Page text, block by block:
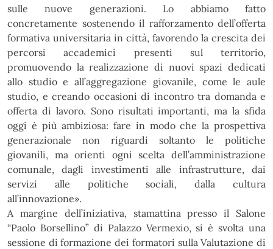
sulle nuove generazioni.
Lo abbiamo fatto
concretamente sostenendo il rafforzamento dell’offerta
formativa universitaria in città, favorendo la crescita dei
percorsi accademici presenti sul territorio,
promuovendo la realizzazione di nuovi spazi dedicati
allo studio e all’aggregazione giovanile, come le aule
studio, e creando occasioni di incontro tra domanda e
offerta di lavoro. Sono risultatiimportanti, ma la sfida
oggi è più ambiziosa: fare in modo che la prospettiva
generazionale non riguardi soltanto le politiche
giovanili, ma orienti ogni scelta dell’amministrazione
comunale, dagli investimentialle infrastrutture, dai
servizi alle politiche sociali, dalla cultura
all’innovazione».
A margine dell’iniziativa, stamattina presso il Salone
“Paolo Borsellino” di Palazzo Vermexio, si è svolta una
sessione di formazione dei formatori sulla Valutazione di